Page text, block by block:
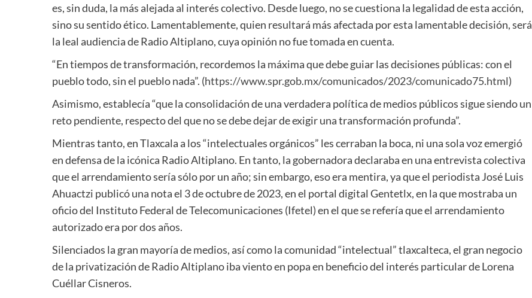
es, sin duda, la más alejada al interés colectivo. Desde luego, no se cuestiona la legalidad de esta acción,
sino su sentido ético. Lamentablemente, quien resultará más afectada por esta lamentable decisión, será
la leal audiencia de Radio Altiplano, cuya opinión no fue tomada en cuenta.
“En tiempos de transformación, recordemos la máxima que debe guiar las decisiones públicas: con el
pueblo todo, sin el pueblo nada”. (https://www.spr.gob.mx/comunicados/2023/comunicado75.html)
Asimismo, establecía “que la consolidación de una verdadera política de medios públicos sigue siendo un
reto pendiente, respecto del que no se debe dejar de exigir una transformación profunda”.
Mientras tanto, en Tlaxcala a los “intelectuales orgánicos” les cerraban la boca, ni una sola voz emergió
en defensa de la icónica Radio Altiplano. En tanto, la gobernadora declaraba en una entrevista colectiva
que el arrendamiento sería sólo por un año; sin embargo, eso era mentira, ya que el periodista José Luis
Ahuactzi publicó una nota el 3 de octubre de 2023, en el portal digital Gentetlx, en la que mostraba un
oficio del Instituto Federal de Telecomunicaciones (Ifetel) en el que se refería que el arrendamiento
autorizado era por dos años.
Silenciados la gran mayoría de medios, así como la comunidad “intelectual” tlaxcalteca, el gran negocio
de la privatización de Radio Altiplano iba viento en popa en beneficio del interés particular de Lorena
Cuéllar Cisneros.